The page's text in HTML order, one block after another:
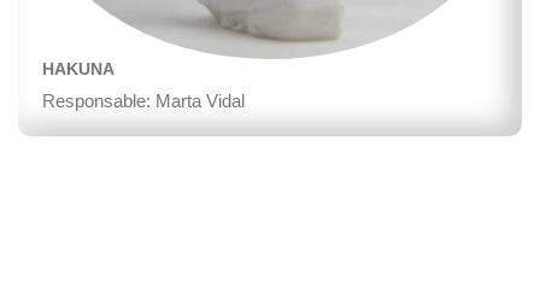
HAKUNA
Responsable: Marta Vidal